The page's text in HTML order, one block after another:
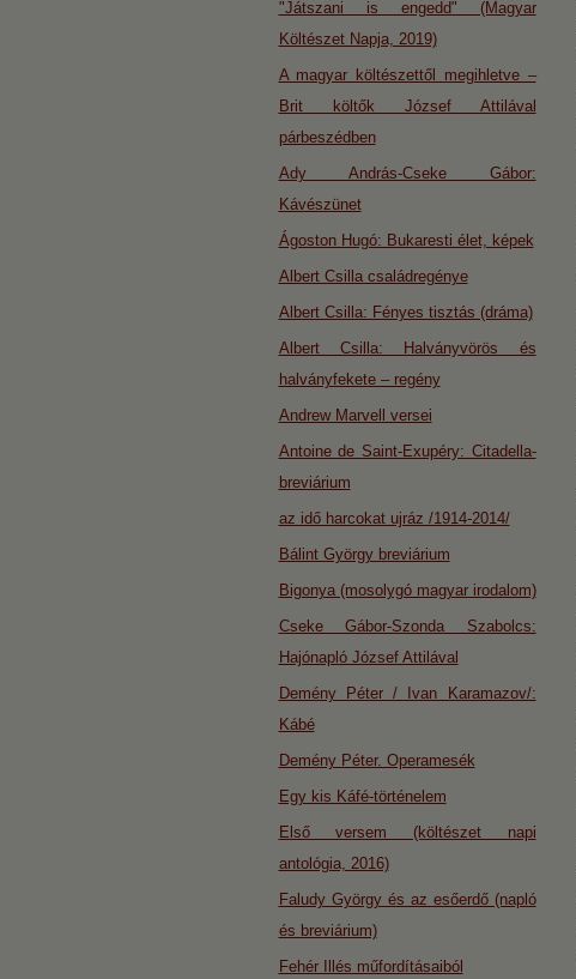
"Játszani is engedd" (Magyar
Költészet Napja, 2019)
A magyar költészettől megihletve –
Brit költők József Attilával
párbeszédben
Ady András-Cseke Gábor:
Kávészünet
Ágoston Hugó: Bukaresti élet, képek
Albert Csilla családregénye
Albert Csilla: Fényes tisztás (dráma)
Albert Csilla: Halványvörös és
halványfekete – regény
Andrew Marvell versei
Antoine de Saint-Exupéry: Citadella-
breviárium
az idő harcokat ujráz /1914-2014/
Bálint György breviárium
Bigonya (mosolygó magyar irodalom)
Cseke Gábor-Szonda Szabolcs:
Hajónapló József Attilával
Demény Péter / Ivan Karamazov/:
Kábé
Demény Péter. Operamesék
Egy kis Káfé-történelem
Első versem (költészet napi
antológia, 2016)
Faludy György és az esőerdő (napló
és breviárium)
Fehér Illés műfordításaiból